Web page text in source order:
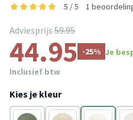
5 / 5 1
Adviesprijs 59.95
44.95 -25% Je
Inclusief btw
Kies je kleur